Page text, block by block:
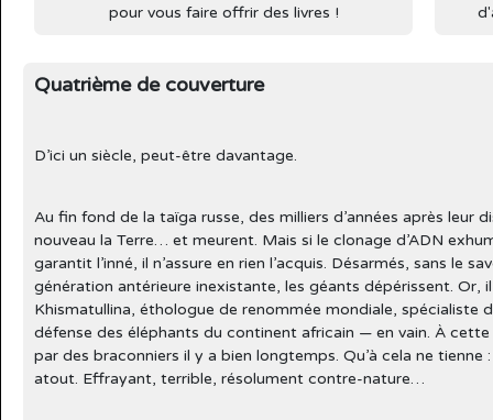
pour vous faire offrir des livres !
Quatrième de couverture
D’ici un siècle, peut-être davantage.
Au fin fond de la taïga russe, des milliers d’années après leur
nouveau la Terre… et meurent. Mais si le clonage d’ADN
garantit l’inné, il n’assure en rien l’acquis. Désarmés, sans le
génération antérieure inexistante, les géants dépérissent. Or,
Khismatullina, éthologue de renommée mondiale, spécialiste
défense des éléphants du continent africain — en vain. À
par des braconniers il y a bien longtemps. Qu’à cela ne tienne
atout. Effrayant, terrible, résolument contre-nature…